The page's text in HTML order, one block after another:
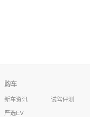
购车
新车资讯
试驾评测
严选EV